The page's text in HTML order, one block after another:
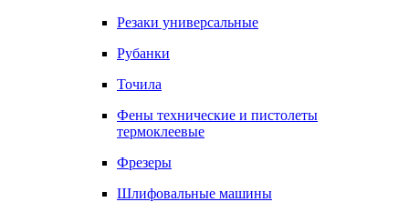
Резаки универсальные
Рубанки
Точила
Фены технические и пистолеты
термоклеевые
Фрезеры
Шлифовальные машины